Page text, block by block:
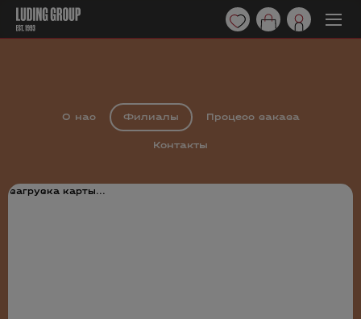
О нас Филиалы Процесс заказа
Контакты
загрузка карты...